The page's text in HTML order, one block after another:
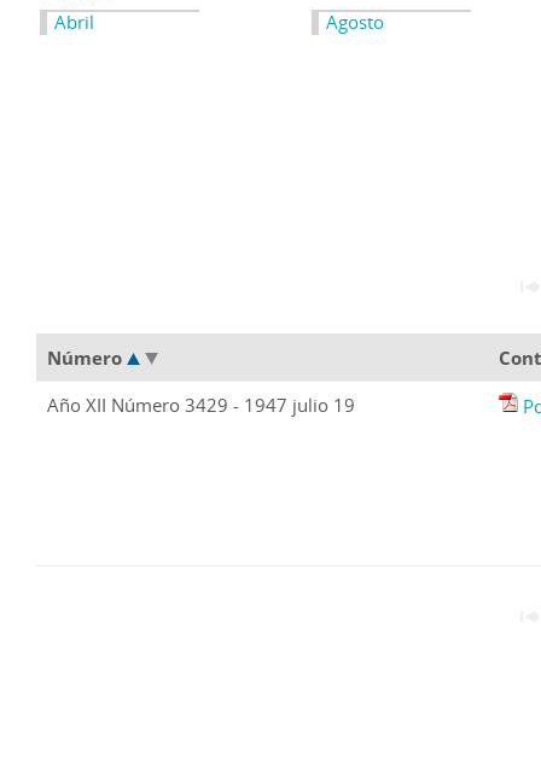
Abril
Agosto
Número
Año XII Número 3429 - 1947 julio 19